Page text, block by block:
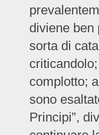
diviene ben
sorta di
complotto;
sono
Principi”,